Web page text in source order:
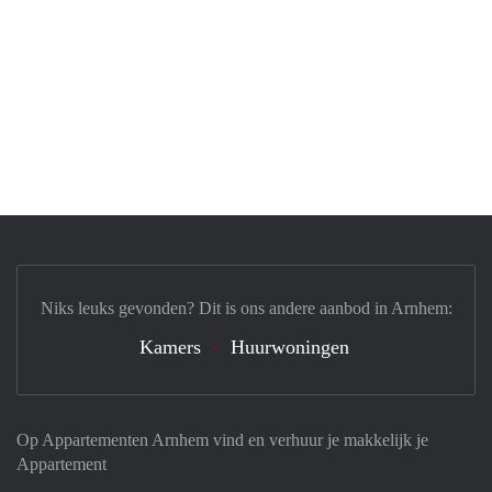
Op Appartementen Arnhem vind en verhuur je makkelijk je
Appartement
Niks leuks gevonden? Dit is ons andere aanbod in Arnhem:
Kamers Huurwoningen